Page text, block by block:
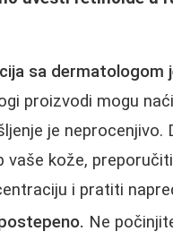
sa dermatologom
proizvodi mogu
je neprocenjivo.
vaše kože,
i pratiti
Ne